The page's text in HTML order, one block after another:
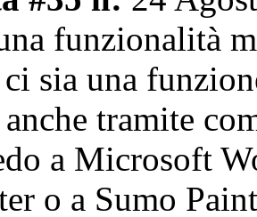
funzionalità
sia una
tramite
a Microsoft
o a Sumo